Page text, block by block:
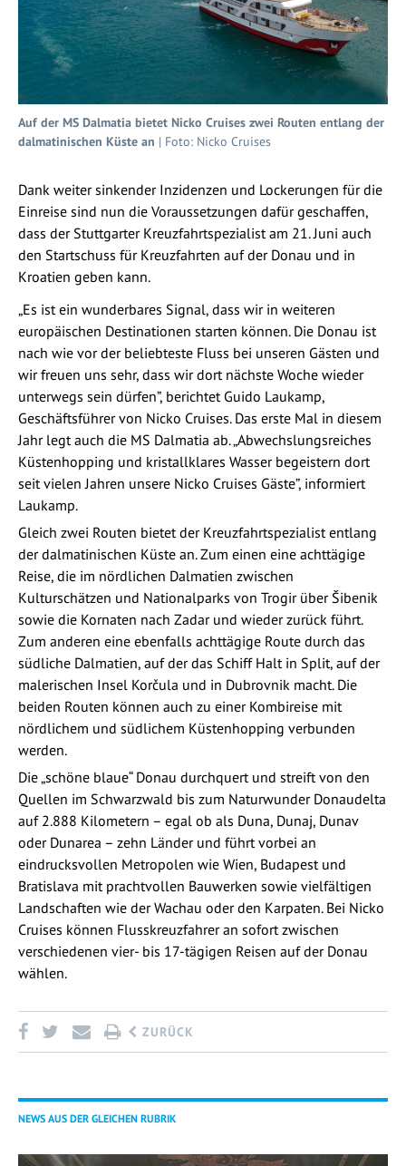
Auf der MS Dalmatia bietet Nicko Cruises zwei Routen entlang der
dalmatinischen Küste an | Foto: Nicko Cruises
Dank weiter sinkender Inzidenzen und Lockerungen für die
Einreise sind nun die Voraussetzungen dafür geschaffen,
dass der Stuttgarter Kreuzfahrtspezialist am 21. Juni auch
den Startschuss für Kreuzfahrten auf der Donau und in
Kroatien geben kann.
„Es ist ein wunderbares Signal, dass wir in weiteren
europäischen Destinationen starten können. Die Donau ist
nach wie vor der beliebteste Fluss bei unseren Gästen und
wir freuen uns sehr, dass wir dort nächste Woche wieder
unterwegs sein dürfen”, berichtet Guido Laukamp,
Geschäftsführer von Nicko Cruises. Das erste Mal in diesem
Jahr legt auch die MS Dalmatia ab. „Abwechslungsreiches
Küstenhopping und kristallklares Wasser begeistern dort
seit vielen Jahren unsere Nicko Cruises Gäste”, informiert
Laukamp.
Gleich zwei Routen bietet der Kreuzfahrtspezialist entlang
der dalmatinischen Küste an. Zum einen eine achttägige
Reise, die im nördlichen Dalmatien zwischen
Kulturschätzen und Nationalparks von Trogir über Šibenik
sowie die Kornaten nach Zadar und wieder zurück führt.
Zum anderen eine ebenfalls achttägige Route durch das
südliche Dalmatien, auf der das Schiff Halt in Split, auf der
malerischen Insel Korčula und in Dubrovnik macht. Die
beiden Routen können auch zu einer Kombireise mit
nördlichem und südlichem Küstenhopping verbunden
werden.
Die „schöne blaue“ Donau durchquert und streift von den
Quellen im Schwarzwald bis zum Naturwunder Donaudelta
auf 2.888 Kilometern – egal ob als Duna, Dunaj, Dunav
oder Dunarea – zehn Länder und führt vorbei an
eindrucksvollen Metropolen wie Wien, Budapest und
Bratislava mit prachtvollen Bauwerken sowie vielfältigen
Landschaften wie der Wachau oder den Karpaten. Bei Nicko
Cruises können Flusskreuzfahrer an sofort zwischen
verschiedenen vier- bis 17-tägigen Reisen auf der Donau
wählen.
ZURÜCK
NEWS AUS DER GLEICHEN RUBRIK